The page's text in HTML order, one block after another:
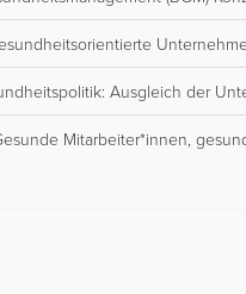
Ausgleich der
Mitarbeiter*innen,